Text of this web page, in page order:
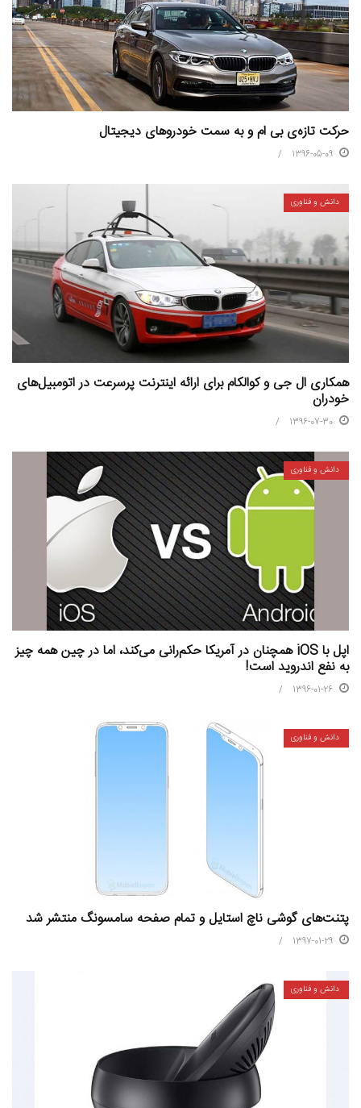
حرکت تازه‌ی بی‌ ام‌ و به سمت خودروهای دیجیتال
1396-05-09
دانش و فناوری
همکاری ال‌ جی و کوالکام برای ارائه‌ اینترنت پرسرعت در اتومبیل‌های
خودران
1396-07-30
دانش و فناوری
اپل با iOS همچنان در آمریکا حکم‌رانی می‌کند، اما در چین همه چیز
به نفع اندروید است!
1396-01-26
دانش و فناوری
پتنت‌های گوشی ناچ استایل و تمام صفحه سامسونگ منتشر شد
1397-01-29
دانش و فناوری